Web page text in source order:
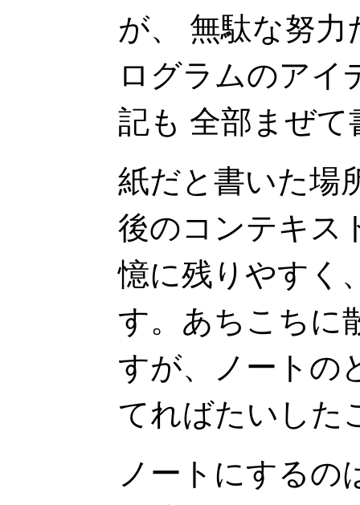
が、 無駄な努
ログラムのアイ
記も 全部まぜ
紙だと書いた場
後のコンテキス
憶に残りやすく
す。あちこちに
すが、ノートの
てればたいした
ノートにするの